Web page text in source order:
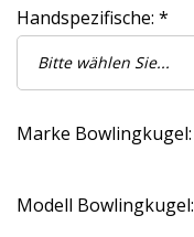
Handspezifische: *
Marke Bowlingkugel:
Modell Bowlingkugel: